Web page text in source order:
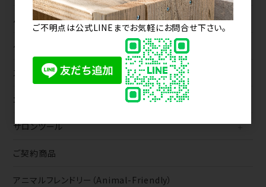
パーマ
ヘアケア
スタイリング
コスメ
サロンツール
ご契約商品
アニマルフレンドリー（Animal-Friendly）
ご不明点は公式LINEまでお気軽にお問合せ下さい。